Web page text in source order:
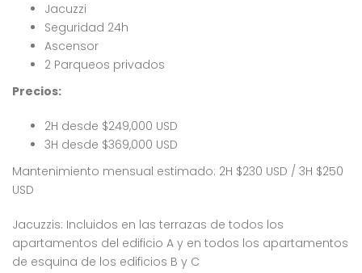
Jacuzzi
Seguridad 24h
Ascensor
2 Parqueos privados
Precios:
2H desde $249,000 USD
3H desde $369,000 USD
Mantenimiento mensual estimado: 2H $230 USD / 3H $250
USD
Jacuzzis: Incluidos en las terrazas de todos los
apartamentos del edificio A y en todos los apartamentos
de esquina de los edificios B y C